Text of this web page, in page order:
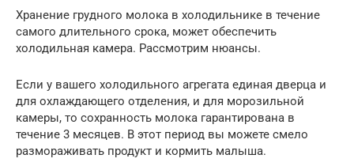
Хранение грудного молока в холодильнике в течение
самого длительного срока, может обеспечить
холодильная камера. Рассмотрим нюансы.
Если у вашего холодильного агрегата единая дверца и
для охлаждающего отделения, и для морозильной
камеры, то сохранность молока гарантирована в
течение 3 месяцев. В этот период вы можете смело
размораживать продукт и кормить малыша.